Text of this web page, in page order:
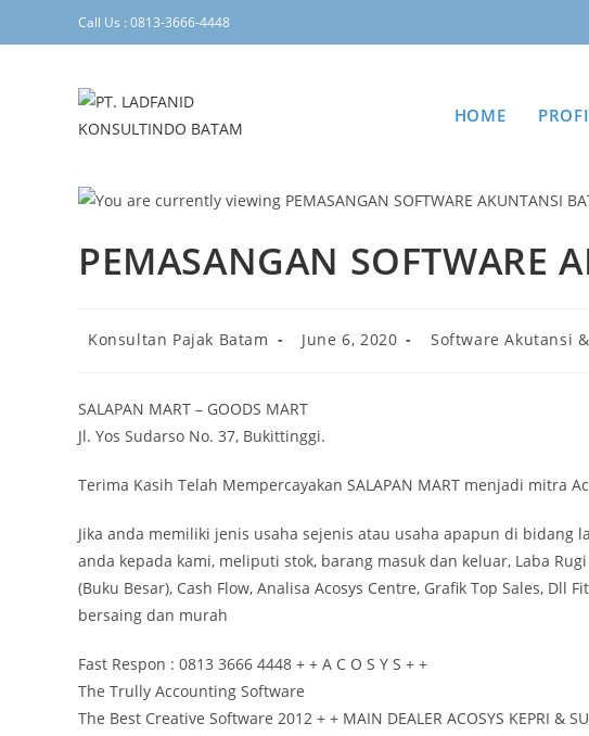
Call Us : 0813-3666-4448
HOME
PEMASANGAN SOFTWARE
Konsultan Pajak Batam June 6, 2020 Software Akutansi
SALAPAN MART – GOODS MART
Jl. Yos Sudarso No. 37, Bukittinggi.
Terima Kasih Telah Mempercayakan SALAPAN MART menjadi mitra
Jika anda memiliki jenis usaha sejenis atau usaha apapun di bidang
anda kepada kami, meliputi stok, barang masuk dan keluar, Laba
(Buku Besar), Cash Flow, Analisa Acosys Centre, Grafik Top Sales,
bersaing dan murah
Fast Respon : 0813 3666 4448 + + A C O S Y S + +
The Trully Accounting Software
The Best Creative Software 2012 + + MAIN DEALER ACOSYS KEPRI &